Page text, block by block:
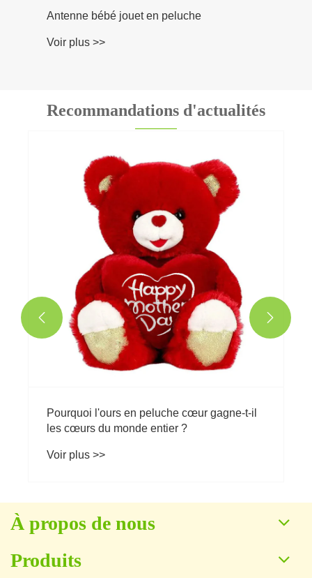
Antenne bébé jouet en peluche
Voir plus >>
Recommandations d'actualités
Pourquoi l'ours en peluche cœur gagne-t-il
les cœurs du monde entier ?
Voir plus >>
 
À propos de nous
Produits